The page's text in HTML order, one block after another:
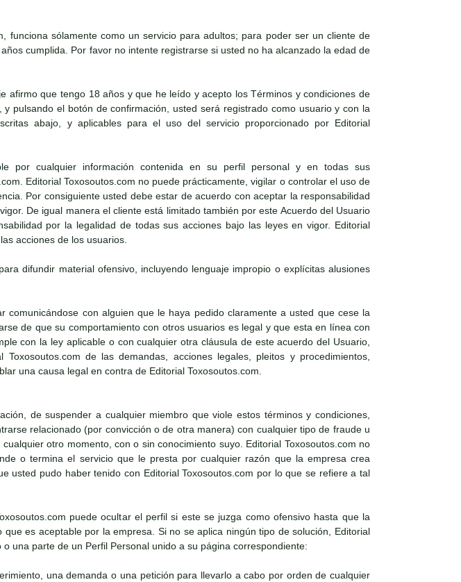
funciona sólamente como un servicio para adultos; para poder ser un cliente de
cumplida. Por favor no intente registrarse si usted no ha alcanzado la edad de
afirmo que tengo 18 años y que he leído y acepto los Términos y condiciones de
pulsando el botón de confirmación, usted será registrado como usuario y con la
abajo, y aplicables para el uso del servicio proporcionado por Editorial
por cualquier información contenida en su perfil personal y en todas sus
Editorial Toxosoutos.com no puede prácticamente, vigilar o controlar el uso de
Por consiguiente usted debe estar de acuerdo con aceptar la responsabilidad
De igual manera el cliente está limitado también por este Acuerdo del Usuario
por la legalidad de todas sus acciones bajo las leyes en vigor. Editorial
acciones de los usuarios.
difundir material ofensivo, incluyendo lenguaje impropio o explícitas alusiones
con alguien que le haya pedido claramente a usted que cese la
de que su comportamiento con otros usuarios es legal y que esta en línea con
con la ley aplicable o con cualquier otra cláusula de este acuerdo del Usuario,
de las demandas, acciones legales, pleitos y procedimientos,
una causa legal en contra de Editorial Toxosoutos.com.
de suspender a cualquier miembro que viole estos términos y condiciones,
relacionado (por convicción o de otra manera) con cualquier tipo de fraude u
otro momento, con o sin conocimiento suyo. Editorial Toxosoutos.com no
o termina el servicio que le presta por cualquier razón que la empresa crea
usted pudo haber tenido con Editorial Toxosoutos.com por lo que se refiere a tal
puede ocultar el perfil si este se juzga como ofensivo hasta que la
es aceptable por la empresa. Si no se aplica ningún tipo de solución, Editorial
una parte de un Perfil Personal unido a su página correspondiente:
una demanda o una petición para llevarlo a cabo por orden de cualquier